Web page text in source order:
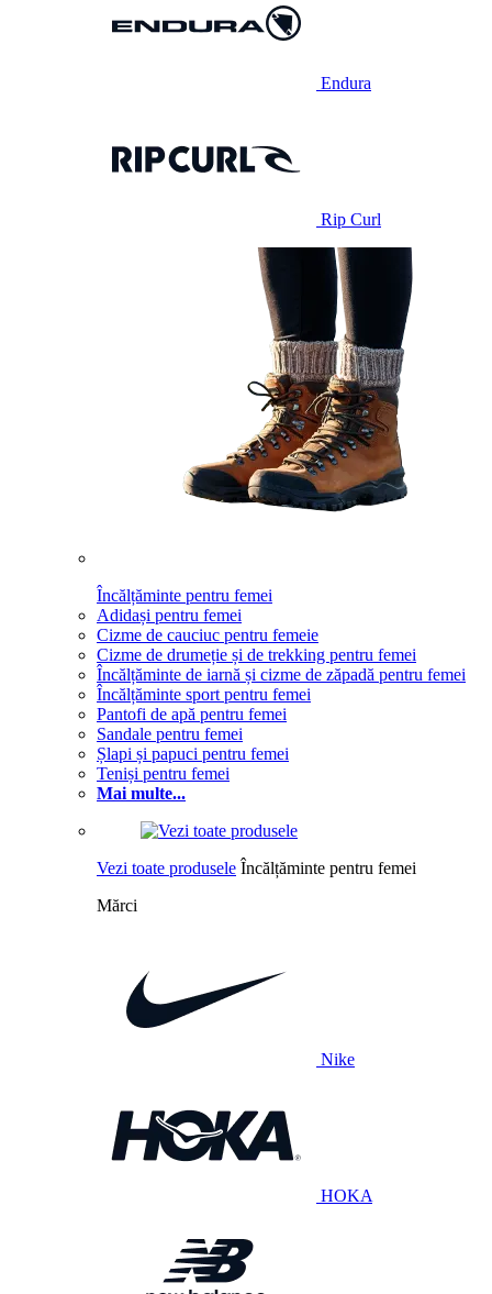
Endura
Rip Curl
Încălțăminte pentru femei
Adidași pentru femei
Cizme de cauciuc pentru femeie
Cizme de drumeție și de trekking pentru femei
Încălțăminte de iarnă și cizme de zăpadă pentru femei
Încălțăminte sport pentru femei
Pantofi de apă pentru femei
Sandale pentru femei
Șlapi și papuci pentru femei
Teniși pentru femei
Mai multe...
Vezi toate produsele Încălțăminte pentru femei
Mărci
Nike
HOKA